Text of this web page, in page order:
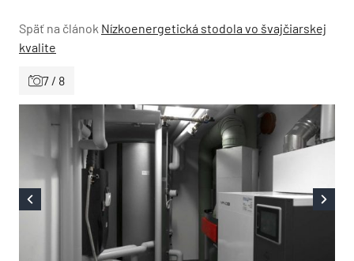
Späť na článok Nízkoenergetická stodola vo švajčiarskej
kvalite
7 / 8